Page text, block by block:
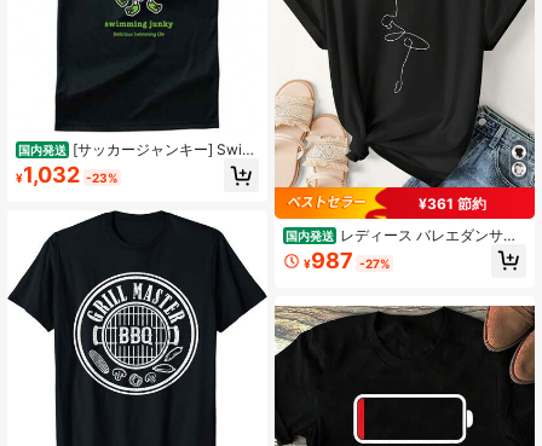
国内発送 [サッカージャンキー] Swim
ming Junky カエル男犬 DRYTEE S
W17502
¥1,032 -23%
¥361 節約
国内発送 レディース バレエダンサー
ラインアート Tシャツ - ソフトピン
ク ルーズフィット ラウンドネック
インり ミディアムストレッチ 通気性
の良い生地 通常のアパレル・ダンス
練習する・休暇の服装に最
¥987 -27%